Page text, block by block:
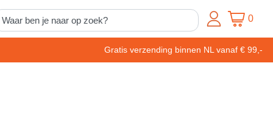
0
Gratis verzending binnen NL vanaf € 99,-